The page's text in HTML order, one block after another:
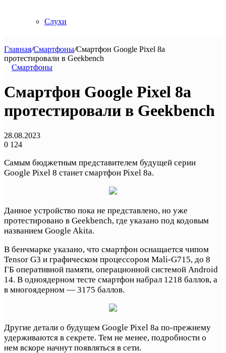
Слухи
Главная/Смартфоны/Смартфон Google Pixel 8a
протестировали в Geekbench
Смартфоны
Смартфон Google Pixel 8a
протестировали в Geekbench
28.08.2023
0 124
Самым бюджетным представителем будущей серии
Google Pixel 8 станет смартфон Pixel 8a.
Данное устройство пока не представлено, но уже
протестировано в Geekbench, где указано под кодовым
названием Google Akita.
В бенчмарке указано, что смартфон оснащается чипом
Tensor G3 и графическом процессором Mali-G715, до 8
ГБ оперативной памяти, операционной системой Android
14. В одноядерном тесте смартфон набрал 1218 баллов, а
в многоядерном — 3175 баллов.
Другие детали о будущем Google Pixel 8a по-прежнему
удерживаются в секрете. Тем не менее, подробности о
нем вскоре начнут появляться в сети.